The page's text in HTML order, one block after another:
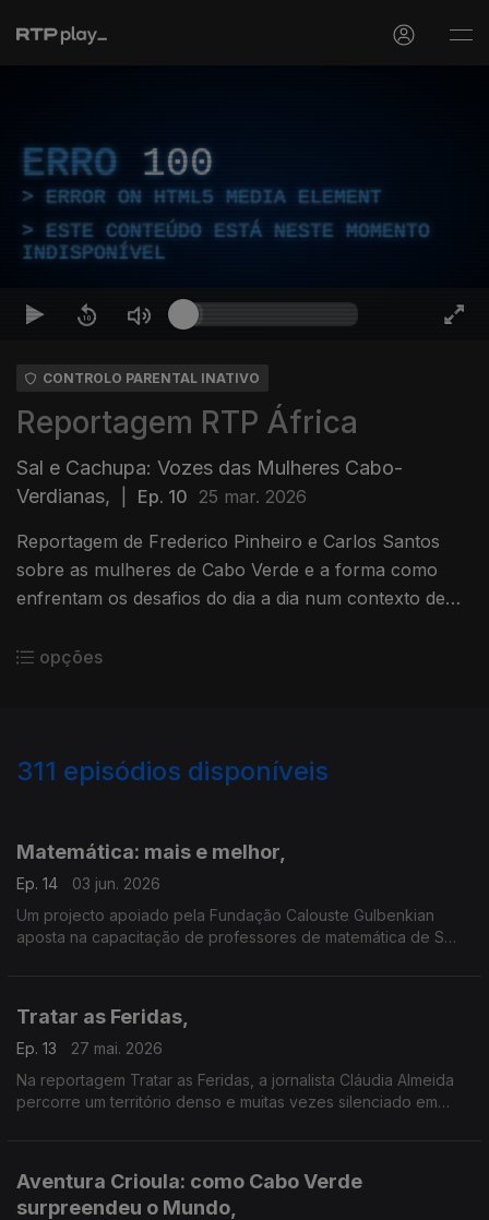
ERRO 100
ERROR ON HTML5 MEDIA ELEMENT
ESTE CONTEÚDO ESTÁ NESTE MOMENTO
INDISPONÍVEL
CONTROLO PARENTAL INATIVO
Reportagem RTP África
Sal e Cachupa: Vozes das Mulheres Cabo-
Verdianas,
Ep. 10 25 mar. 2026
Reportagem de Frederico Pinheiro e Carlos Santos
sobre as mulheres de Cabo Verde e a forma como
enfrentam os desafios do dia a dia num contexto de
apoio da União Europeia
opções
311 episódios disponíveis
Matemática: mais e melhor,
Ep. 14
03 jun. 2026
Um projecto apoiado pela Fundação Calouste Gulbenkian
aposta na capacitação de professores de matemática de S
Tratar as Feridas,
Ep. 13
27 mai. 2026
Na reportagem Tratar as Feridas, a jornalista Cláudia Almeida
percorre um território denso e muitas vezes silenciado em
Aventura Crioula: como Cabo Verde
surpreendeu o Mundo,